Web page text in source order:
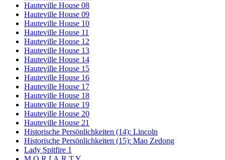
Hauteville House 08
Hauteville House 09
Hauteville House 10
Hauteville House 11
Hauteville House 12
Hauteville House 13
Hauteville House 14
Hauteville House 15
Hauteville House 16
Hauteville House 17
Hauteville House 18
Hauteville House 19
Hauteville House 20
Hauteville House 21
Historische Persönlichkeiten (14): Lincoln
Historische Persönlichkeiten (15): Mao Zedong
Lady Spitfire 1